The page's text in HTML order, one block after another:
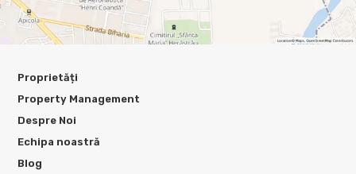
Proprietăți
Property Management
Despre Noi
Echipa noastră
Blog